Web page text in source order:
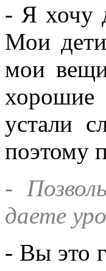
- Я хочу
Мои
мои
устали
поэтому
-
даете
- Вы это